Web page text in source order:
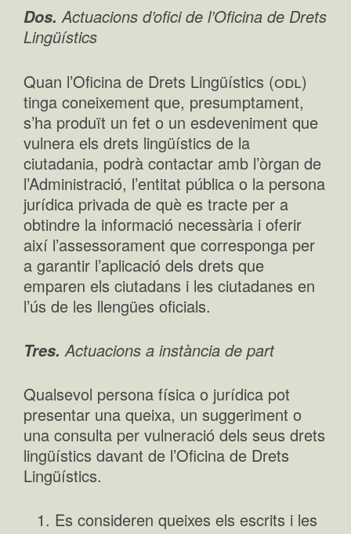
Dos. Actuacions d’ofici de l’Oficina de Drets
Lingüístics
Quan l’Oficina de Drets Lingüístics (odl)
tinga coneixement que, presumptament,
s’ha produït un fet o un esdeveniment que
vulnera els drets lingüístics de la
ciutadania, podrà contactar amb l’òrgan de
l’Administració, l’entitat pública o la persona
jurídica privada de què es tracte per a
obtindre la informació necessària i oferir
així l’assessorament que corresponga per
a garantir l’aplicació dels drets que
emparen els ciutadans i les ciutadanes en
l’ús de les llengües oficials.
Tres. Actuacions a instància de part
Qualsevol persona física o jurídica pot
presentar una queixa, un suggeriment o
una consulta per vulneració dels seus drets
lingüístics davant de l’Oficina de Drets
Lingüístics.
Es consideren queixes els escrits i les